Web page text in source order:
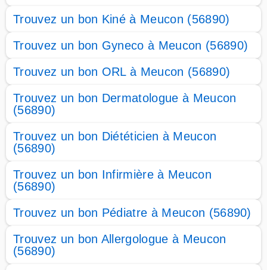
Trouvez un bon Kiné à Meucon (56890)
Trouvez un bon Gyneco à Meucon (56890)
Trouvez un bon ORL à Meucon (56890)
Trouvez un bon Dermatologue à Meucon
(56890)
Trouvez un bon Diététicien à Meucon
(56890)
Trouvez un bon Infirmière à Meucon
(56890)
Trouvez un bon Pédiatre à Meucon (56890)
Trouvez un bon Allergologue à Meucon
(56890)